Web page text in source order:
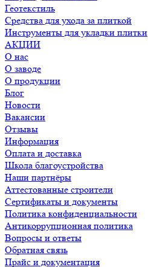
Геотекстиль
Средства для ухода за плиткой
Инструменты для укладки плитки
АКЦИИ
О нас
О заводе
О продукции
Блог
Новости
Вакансии
Отзывы
Информация
Оплата и доставка
Школа благоустройства
Наши партнёры
Аттестованные строители
Сертификаты и документы
Политика конфиденциальности
Антикоррупционная политика
Вопросы и ответы
Обратная связь
Прайс и документация